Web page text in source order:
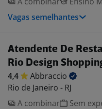
Vagas semelhantes
Atendente De
Rio Design
4,4
Abbraccio
Rio de Janeiro - RJ
A combinar
Sem